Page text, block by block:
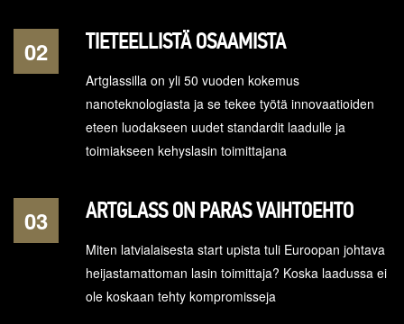
02 TIETEELLISTÄ OSAAMISTA
Artglassilla on yli 50 vuoden kokemus
nanoteknologiasta ja se tekee työtä innovaatioiden
eteen luodakseen uudet standardit laadulle ja
toimiakseen kehyslasin toimittajana
03 ARTGLASS ON PARAS VAIHTOEHTO
Miten latvialaisesta start upista tuli Euroopan johtava
heijastamattoman lasin toimittaja? Koska laadussa ei
ole koskaan tehty kompromisseja